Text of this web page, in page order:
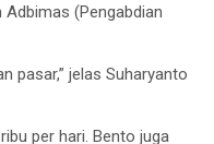
(Pengabdian
pasar,” jelas Suharyanto
per hari. Bento juga